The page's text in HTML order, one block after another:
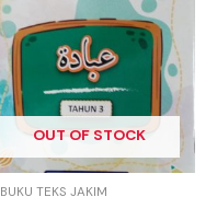
OUT OF STOCK
BUKU TEKS JAKIM